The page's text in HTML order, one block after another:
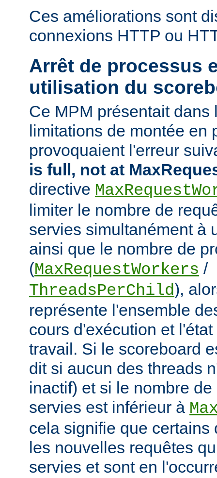
Ces améliorations sont
connexions HTTP ou
Arrêt de processus
utilisation du
Ce MPM présentait dans
limitations de montée en
provoquaient l'erreur
is full, not at
directive
limiter le nombre de
servies simultanément à
ainsi que le nombre de
(MaxRequestWorkers /
ThreadsPerChild),
représente l'ensemble
cours d'exécution et
travail. Si le scoreboard
dit si aucun des threads
inactif) et si le nombre
servies est inférieur à
cela signifie que certains
les nouvelles requêtes
servies et sont en